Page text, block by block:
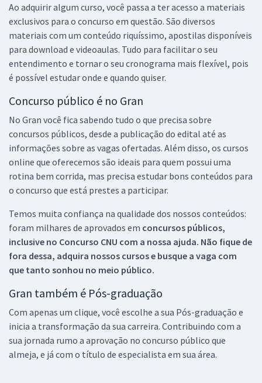
Ao adquirir algum curso, você passa a ter acesso a materiais
exclusivos para o concurso em questão. São diversos
materiais com um conteúdo riquíssimo, apostilas disponíveis
para download e videoaulas. Tudo para facilitar o seu
entendimento e tornar o seu cronograma mais flexível, pois
é possível estudar onde e quando quiser.
Concurso público é no Gran
No Gran você fica sabendo tudo o que precisa sobre
concursos públicos, desde a publicação do edital até as
informações sobre as vagas ofertadas. Além disso, os cursos
online que oferecemos são ideais para quem possui uma
rotina bem corrida, mas precisa estudar bons conteúdos para
o concurso que está prestes a participar.
Temos muita confiança na qualidade dos nossos conteúdos:
foram milhares de aprovados em concursos públicos,
inclusive no Concurso CNU com a nossa ajuda. Não fique de
fora dessa, adquira nossos cursos e busque a vaga com
que tanto sonhou no meio público.
Gran também é Pós-graduação
Com apenas um clique, você escolhe a sua Pós-graduação e
inicia a transformação da sua carreira. Contribuindo com a
sua jornada rumo a aprovação no concurso público que
almeja, e já com o título de especialista em sua área.